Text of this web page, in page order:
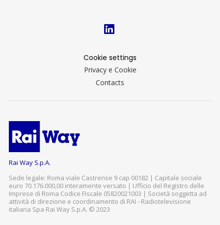
Cookie settings
Privacy e Cookie
Contacts
Rai Way S.p.A.
Sede legale: Roma viale Castrense 9 cap 00182 | Capitale sociale
euro 70.176.000,00 interamente versato | Ufficio del Registro delle
Imprese di Roma Codice Fiscale 05820021003 | Società soggetta ad
attività di direzione e coordinamento di RAI - Radiotelevisione
italiana Spa Rai Way S.p.A. © 2023